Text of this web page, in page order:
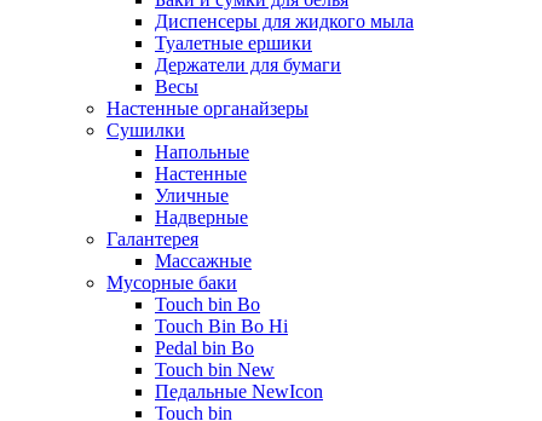
Диспенсеры для жидкого мыла
Туалетные ершики
Держатели для бумаги
Весы
Настенные органайзеры
Сушилки
Напольные
Настенные
Уличные
Надверные
Галантерея
Массажные
Мусорные баки
Touch bin Bo
Touch Bin Bo Hi
Pedal bin Bo
Touch bin New
Педальные NewIcon
Touch bin